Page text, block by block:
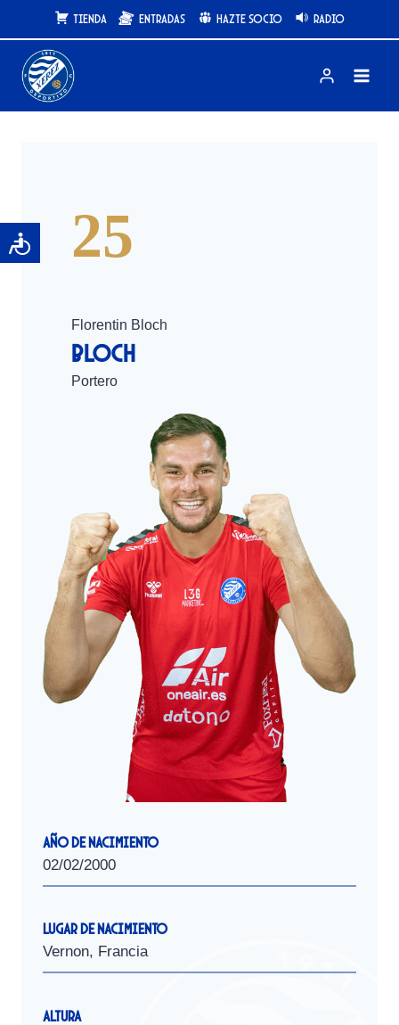
al
contenido
Tienda Entradas Hazte Socio Radio
25
Florentin Bloch
Bloch
Portero
Año de Nacimiento
02/02/2000
Lugar de Nacimiento
Vernon, Francia
Altura